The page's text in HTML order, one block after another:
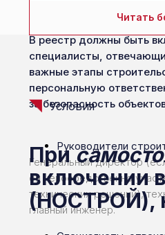
Читать
В реестр должны быть
специалисты,
важные этапы
персональную
за безопасность
Руководители
Генеральный директор
он непосредственно
технических решений),
главный инженер.
Условия
При
включении
(НОСТРОЙ),